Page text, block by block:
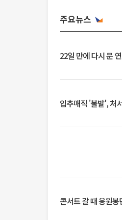
주요뉴스
22일 만에 다시 문
입추매직 '불발', 처
콘서트 갈 때 응원